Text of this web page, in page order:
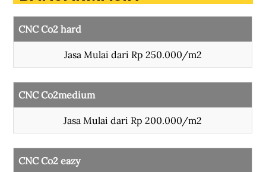
CNC Co2 hard
Jasa Mulai dari Rp 250.000/m2
CNC Co2medium
Jasa Mulai dari Rp 200.000/m2
CNC Co2 eazy